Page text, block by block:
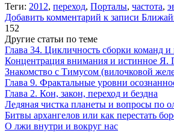
Теги: 2012, переход, Порталы, частота,
Добавить комментарий к записи
152
Другие статьи по теме
Глава 34. Цикличность сборки команд
Концентрация внимания и истинное Я.
Знакомство с Тимусом (вилочковой
Глава 9. Фрактальные уровни
Глава 2. Кон, закон, переход и бездна
Ледяная чистка планеты и вопросы по
Битвы архангелов или как перестать
О лжи внутри и вокруг нас